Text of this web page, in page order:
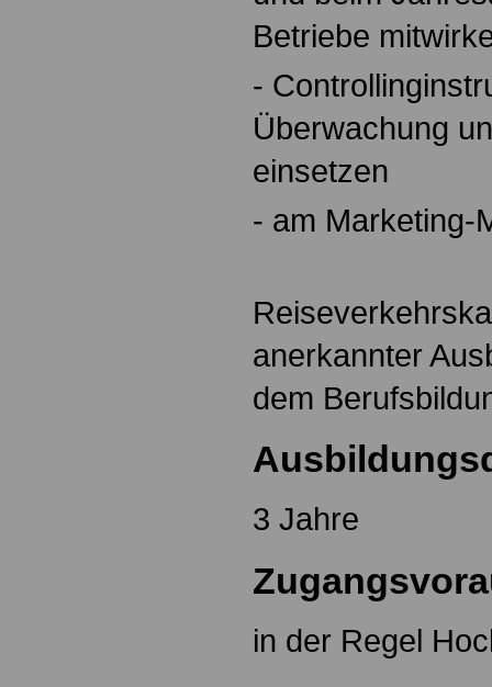
Betriebe
-
Überwachung
einsetzen
- am Marketing-
anerkannter
dem
3 Jahre
in der Regel